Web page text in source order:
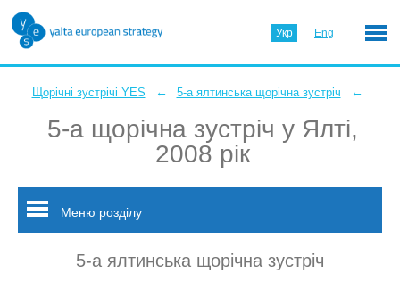
Укр Eng
Щорічні зустрічі YES ← 5-а ялтинська щорічна зустріч ←
5-а щорічна зустріч у Ялті,
2008 рік
Меню розділу
5-а ялтинська щорічна зустріч